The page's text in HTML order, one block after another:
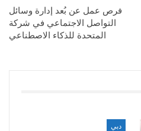
فرص عمل عن بُعد إدارة وسائل
التواصل الاجتماعي في شركة
المتحدة للذكاء الاصطناعي
دبي